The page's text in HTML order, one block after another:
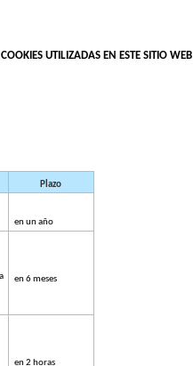
COOKIES UTILIZADAS EN ESTE SITIO WEB
Plazo
en un año
en 6 meses
en 2 horas